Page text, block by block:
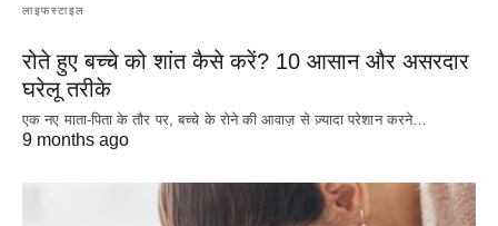
लाइफस्टाइल
रोते हुए बच्चे को शांत कैसे करें? 10 आसान और असरदार
घरेलू तरीके
एक नए माता-पिता के तौर पर, बच्चे के रोने की आवाज़ से ज़्यादा परेशान करने…
9 months ago